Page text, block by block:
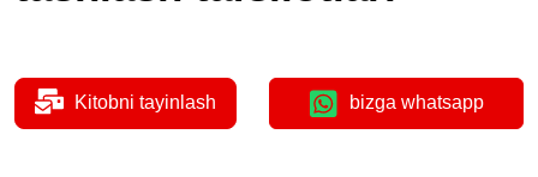
Kitobni tayinlash bizga whatsapp